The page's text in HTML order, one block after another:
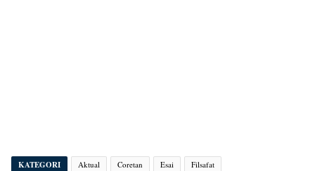
KATEGORI Aktual Coretan Esai
Filsafat